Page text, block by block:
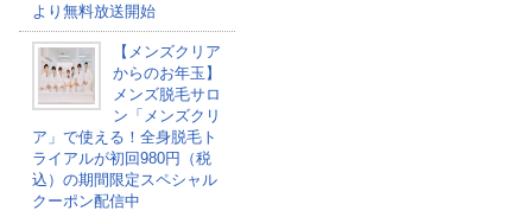
より無料放送開始
【メンズクリア
からのお年玉】
メンズ脱毛サロ
ン「メンズクリ
ア」で使える！全身脱毛ト
ライアルが初回980円（税
込）の期間限定スペシャル
クーポン配信中